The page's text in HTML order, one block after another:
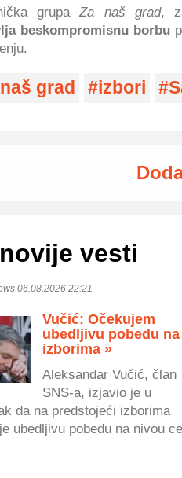
grupa Za naš grad,
beskompromisnu borbu
grad izbori
vesti
06.08.2026 22:21
Vučić: Očekujem
ubedljivu pobedu na
izborima »
Aleksandar Vučić, član
SNS-a, izjavio je u
da na predstojeći izborima
ubedljivu pobedu na nivou